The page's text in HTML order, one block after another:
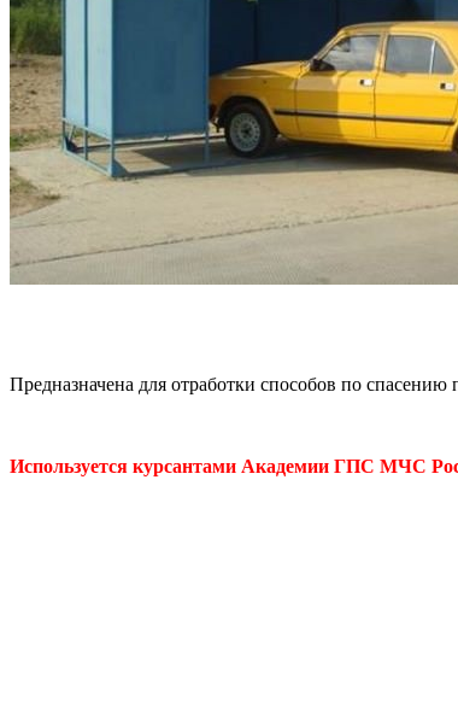
Предназначена для отработки способов по
Используется курсантами Академии ГПС МЧС